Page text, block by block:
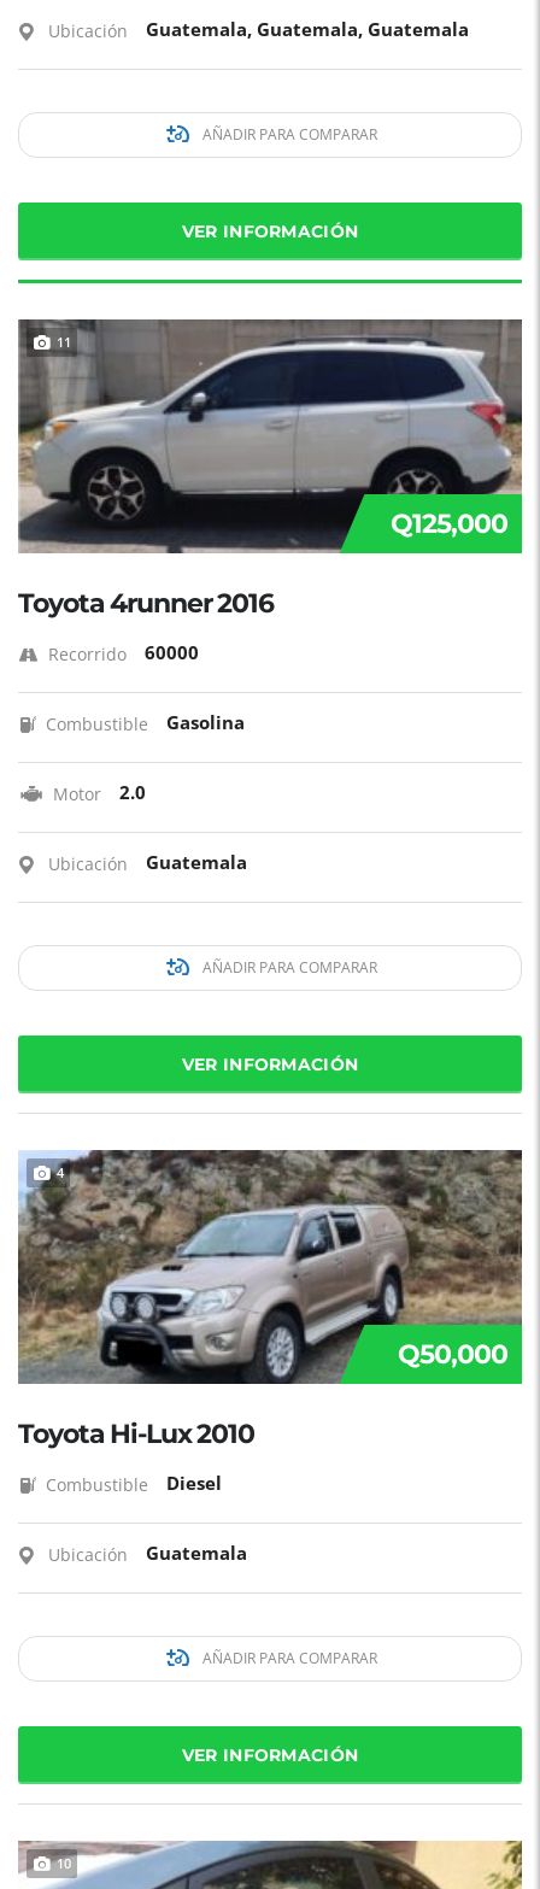
Ubicación Guatemala, Guatemala, Guatemala
AÑADIR PARA COMPARAR
VER INFORMACIÓN
11
Q125,000
Toyota 4runner 2016
Recorrido 60000
Combustible Gasolina
Motor 2.0
Ubicación Guatemala
AÑADIR PARA COMPARAR
VER INFORMACIÓN
4
Q50,000
Toyota Hi-Lux 2010
Combustible Diesel
Ubicación Guatemala
AÑADIR PARA COMPARAR
VER INFORMACIÓN
10